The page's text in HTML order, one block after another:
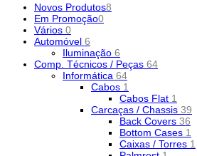
Novos Produtos8
Em Promoção0
Vários 0
Automóvel 6
Iluminação 6
Comp. Técnicos / Peças 64
Informática 64
Cabos 1
Cabos Flat 1
Carcaças / Chassis 39
Back Covers 36
Bottom Cases 1
Caixas / Torres 1